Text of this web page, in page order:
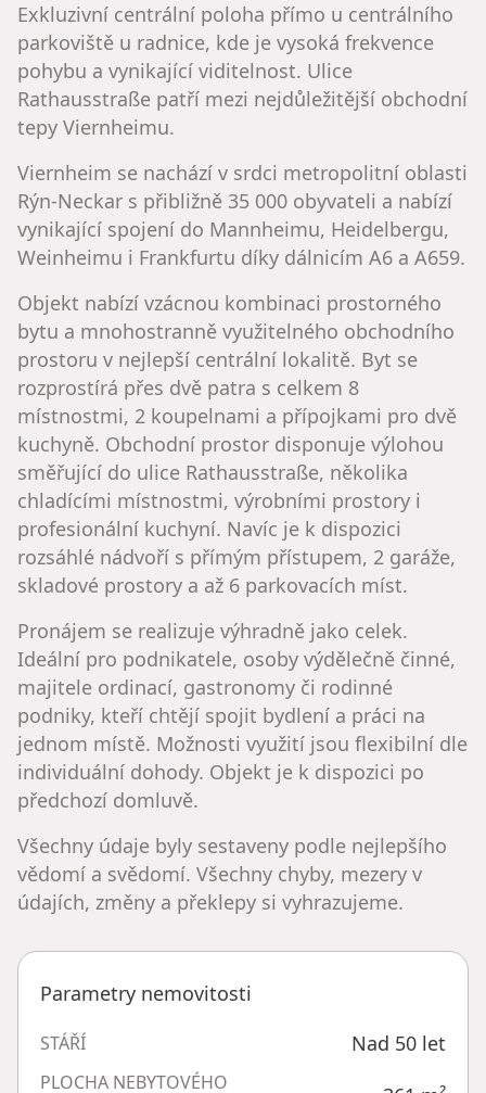
Exkluzivní centrální poloha přímo u centrálního
parkoviště u radnice, kde je vysoká frekvence
pohybu a vynikající viditelnost. Ulice
Rathausstraße patří mezi nejdůležitější obchodní
tepy Viernheimu.
Viernheim se nachází v srdci metropolitní oblasti
Rýn-Neckar s přibližně 35 000 obyvateli a nabízí
vynikající spojení do Mannheimu, Heidelbergu,
Weinheimu i Frankfurtu díky dálnicím A6 a A659.
Objekt nabízí vzácnou kombinaci prostorného
bytu a mnohostranně využitelného obchodního
prostoru v nejlepší centrální lokalitě. Byt se
rozprostírá přes dvě patra s celkem 8
místnostmi, 2 koupelnami a přípojkami pro dvě
kuchyně. Obchodní prostor disponuje výlohou
směřující do ulice Rathausstraße, několika
chladícími místnostmi, výrobními prostory i
profesionální kuchyní. Navíc je k dispozici
rozsáhlé nádvoří s přímým přístupem, 2 garáže,
skladové prostory a až 6 parkovacích míst.
Pronájem se realizuje výhradně jako celek.
Ideální pro podnikatele, osoby výdělečně činné,
majitele ordinací, gastronomy či rodinné
podniky, kteří chtějí spojit bydlení a práci na
jednom místě. Možnosti využití jsou flexibilní dle
individuální dohody. Objekt je k dispozici po
předchozí domluvě.
Všechny údaje byly sestaveny podle nejlepšího
vědomí a svědomí. Všechny chyby, mezery v
údajích, změny a překlepy si vyhrazujeme.
Parametry nemovitosti
STÁŘÍ Nad 50 let
PLOCHA NEBYTOVÉHO